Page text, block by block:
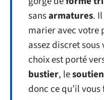
sansarmatures.
marier avec
assez discret
choix est porté
bustier, le
donc ce qu’il